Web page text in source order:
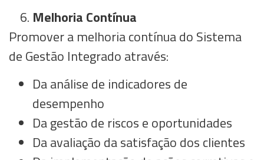
Melhoria Contínua
Promover a melhoria contínua do Sistema
de Gestão Integrado através:
Da análise de indicadores de
desempenho
Da gestão de riscos e oportunidades
Da avaliação da satisfação dos clientes